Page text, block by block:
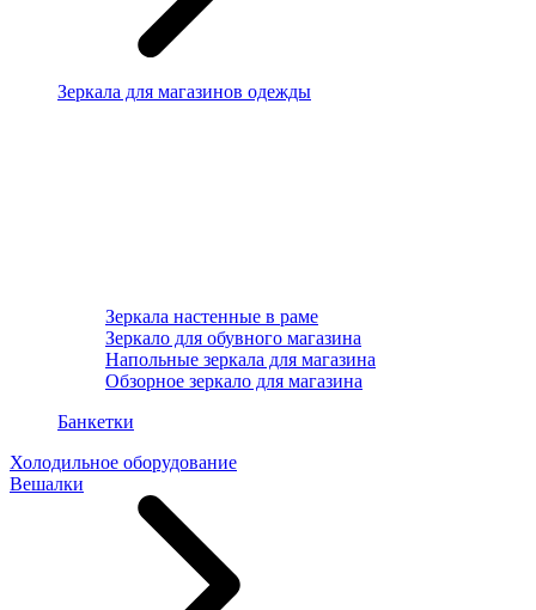
Зеркала для магазинов одежды
Зеркала настенные в раме
Зеркало для обувного магазина
Напольные зеркала для магазина
Обзорное зеркало для магазина
Банкетки
Холодильное оборудование
Вешалки